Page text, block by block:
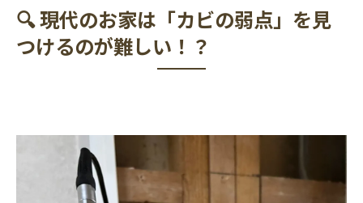
🔍 現代のお家は「カビの弱点」を見
つけるのが難しい！？